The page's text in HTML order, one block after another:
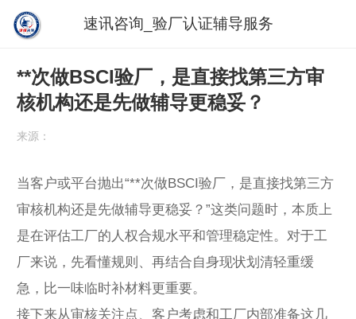
速讯咨询_验厂认证辅导服务
**次做BSCI验厂，是直接找第三方审
核机构还是先做辅导更稳妥？
来源：
当客户或平台抛出“**次做BSCI验厂，是直接找第三方
审核机构还是先做辅导更稳妥？”这类问题时，本质上
是在评估工厂的人权合规水平和管理稳定性。对于工
厂来说，先看懂规则、再结合自身现状划清轻重缓
急，比一味临时补材料更重要。
接下来从审核关注点、客户考虑和工厂内部准备这几